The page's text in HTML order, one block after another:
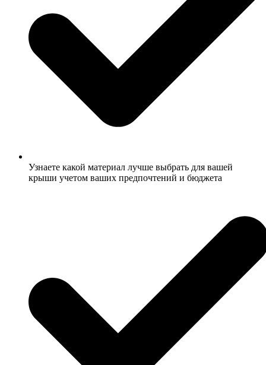
Узнаете какой материал лучше выбрать для вашей
крыши учетом ваших предпочтений и бюджета